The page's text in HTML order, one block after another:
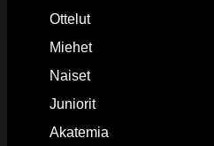
Ottelut
Miehet
Naiset
Juniorit
Akatemia